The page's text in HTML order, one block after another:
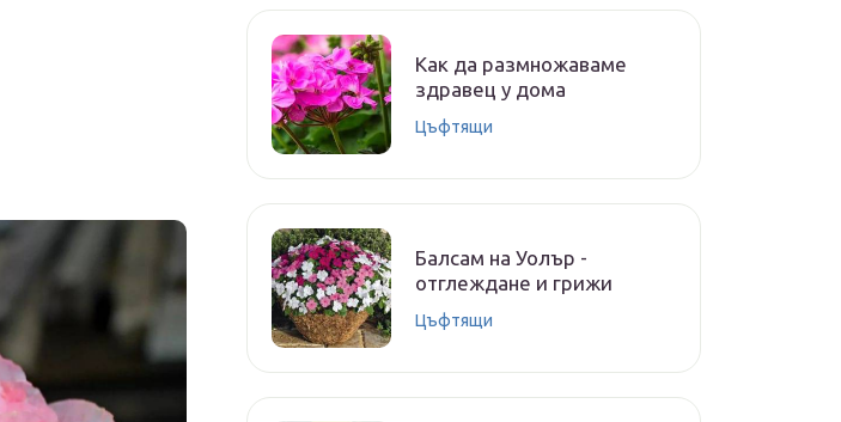
Как да размножаваме
здравец у дома
Цъфтящи
Балсам на Уолър -
отглеждане и грижи
Цъфтящи